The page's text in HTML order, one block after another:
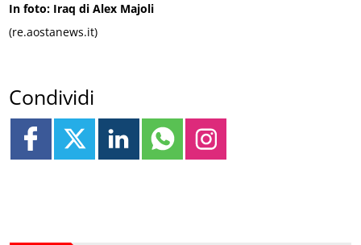
In foto: Iraq di Alex Majoli
(re.aostanews.it)
Condividi